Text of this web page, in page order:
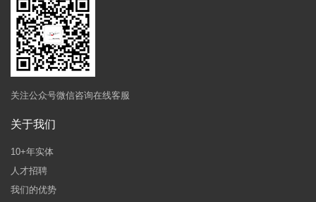
关注公众号微信咨询在线客服
关于我们
10+年实体
人才招聘
我们的优势